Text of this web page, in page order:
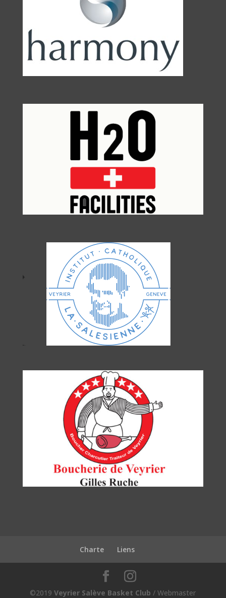
Charte Liens
©2019Veyrier Salève Basket Club / Webmaster